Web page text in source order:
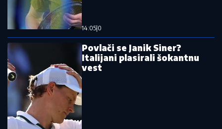
14:05 0
Povlači se Janik Siner?
Italijani plasirali šokantnu
vest